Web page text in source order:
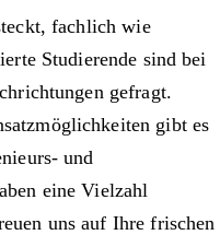
fachlich wie
Studierende sind bei
gefragt.
gibt es
und
eine Vielzahl
uns auf Ihre frischen